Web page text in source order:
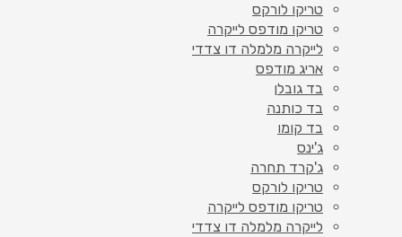
טריקו לורקס
טריקו מודפס לייקרה
לייקרה מלמלה דו צדדי
אריג מודפס
בד גובלן
בד כותנה
בד קומו
ג'ינס
ג'קרד תחרה
טריקו לורקס
טריקו מודפס לייקרה
לייקרה מלמלה דו צדדי